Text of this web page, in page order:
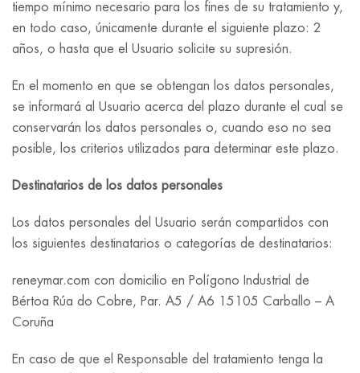
tiempo mínimo necesario para los fines de su tratamiento y,
en todo caso, únicamente durante el siguiente plazo: 2
años, o hasta que el Usuario solicite su supresión.
En el momento en que se obtengan los datos personales,
se informará al Usuario acerca del plazo durante el cual se
conservarán los datos personales o, cuando eso no sea
posible, los criterios utilizados para determinar este plazo.
Destinatarios de los datos personales
Los datos personales del Usuario serán compartidos con
los siguientes destinatarios o categorías de destinatarios:
reneymar.com con domicilio en Polígono Industrial de
Bértoa Rúa do Cobre, Par. A5 / A6 15105 Carballo – A
Coruña
En caso de que el Responsable del tratamiento tenga la